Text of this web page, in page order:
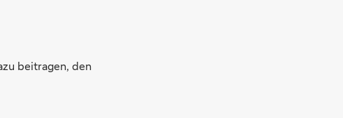
beitragen, den